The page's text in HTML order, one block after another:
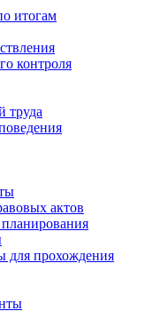
итогам
контроля
труда
актов
для прохождения